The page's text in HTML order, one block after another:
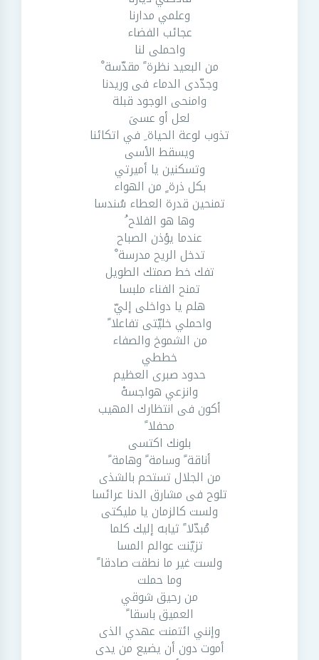
وعلمي مدارنا
عجائب الفضاء
واحملى لنا
من البعيد نظرة ً مقدّسة ْ
وجدّدى الدماء فى وريدنا
وامنحى الوجود قبلة
لعل أو عسىَ
تذوب لوعة الحياة ِ في اتكائنا
ويسقط الأسى
وتسكنين يا أميرتي
بكل ذرة ٍ من الهواء
تمنحين قدرة العطاء سُندسا
وها هو الفلاح ُ
عندما يؤذن الصباح
تدخل الريح مدرسة ْ
تفك خط صمتك الطويل
تمنح الفناء ملبسا
هلم يا دواخلى إليّ
واحملي خليّتى تفاعلا ً
من الشموخ والصفاء
خططي
حدود صبرى العظيم
وانزعي هواجسهْ
أكون فى انتظارك المهيب
محفلا ً
بلونك اكتسى
أناقة ً وسامة ً وهامة ً
من الجلال تستحم بالشذى
تلوح فى مشارق الدنا عرائسا
ولست كالزمان يا مليكتى
مُبدّلا ً ثيابه إليك كلما
تزيّنت عوالم المسا
ولست غير ما نطقت صادقا ً
وما حملت
من رحيق شوقي
العميق باسقا ً
وإنني ائتمنت عهدي الذى
أموت دون أن يضيع من يدى